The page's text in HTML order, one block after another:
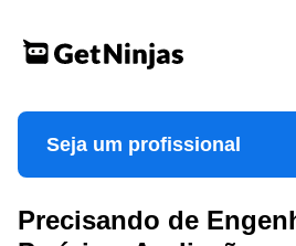
Seja um profissional
Precisando de